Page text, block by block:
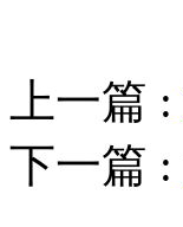
上一篇 :
下一篇 :